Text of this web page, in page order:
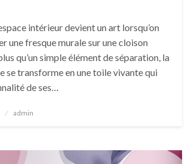
intérieur devient un art lorsqu’on
une fresque murale sur une cloison
qu’un simple élément de séparation, la
se transforme en une toile vivante qui
de ses…
admin